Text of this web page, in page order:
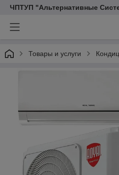
ЧПТУП "Альтернативные
Товары и услуги